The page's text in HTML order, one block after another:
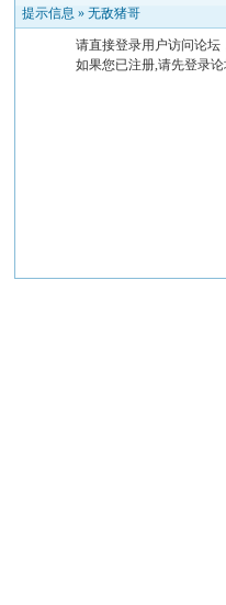
提示信息 »无敌猪哥
请直接登录用户访问论坛
如果您已注册,请先登录